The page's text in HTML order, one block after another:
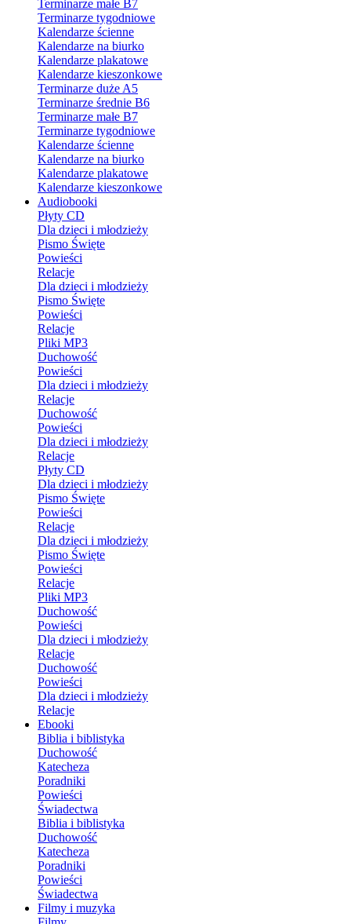
Terminarze małe B7
Terminarze tygodniowe
Kalendarze ścienne
Kalendarze na biurko
Kalendarze plakatowe
Kalendarze kieszonkowe
Terminarze duże A5
Terminarze średnie B6
Terminarze małe B7
Terminarze tygodniowe
Kalendarze ścienne
Kalendarze na biurko
Kalendarze plakatowe
Kalendarze kieszonkowe
Audiobooki
Płyty CD
Dla dzieci i młodzieży
Pismo Święte
Powieści
Relacje
Dla dzieci i młodzieży
Pismo Święte
Powieści
Relacje
Pliki MP3
Duchowość
Powieści
Dla dzieci i młodzieży
Relacje
Duchowość
Powieści
Dla dzieci i młodzieży
Relacje
Płyty CD
Dla dzieci i młodzieży
Pismo Święte
Powieści
Relacje
Dla dzieci i młodzieży
Pismo Święte
Powieści
Relacje
Pliki MP3
Duchowość
Powieści
Dla dzieci i młodzieży
Relacje
Duchowość
Powieści
Dla dzieci i młodzieży
Relacje
Ebooki
Biblia i biblistyka
Duchowość
Katecheza
Poradniki
Powieści
Świadectwa
Biblia i biblistyka
Duchowość
Katecheza
Poradniki
Powieści
Świadectwa
Filmy i muzyka